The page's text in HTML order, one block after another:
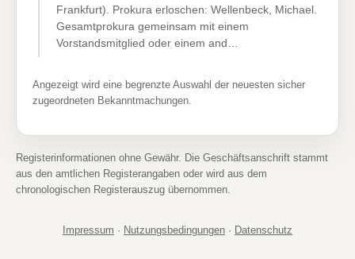
Frankfurt). Prokura erloschen: Wellenbeck, Michael.
Gesamtprokura gemeinsam mit einem
Vorstandsmitglied oder einem and…
Angezeigt wird eine begrenzte Auswahl der neuesten sicher
zugeordneten Bekanntmachungen.
Registerinformationen ohne Gewähr. Die Geschäftsanschrift stammt
aus den amtlichen Registerangaben oder wird aus dem
chronologischen Registerauszug übernommen.
Impressum · Nutzungsbedingungen · Datenschutz